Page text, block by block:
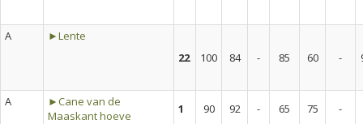
A
►Lente
22
100 84 - 85 60 -
A
►Cane van de
Maaskant hoeve
1 90 92 - 65 75
-